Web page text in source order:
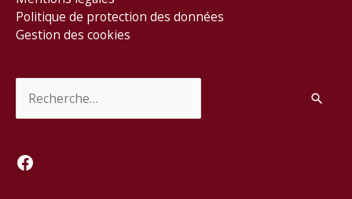
Politique de protection des données
Gestion des cookies
Facebook